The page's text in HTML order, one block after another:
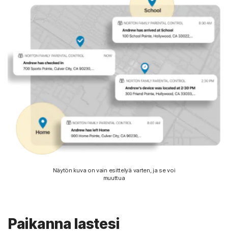
Näytön kuva on vain esittelyä varten, ja se voi
muuttua
Paikanna lastesi